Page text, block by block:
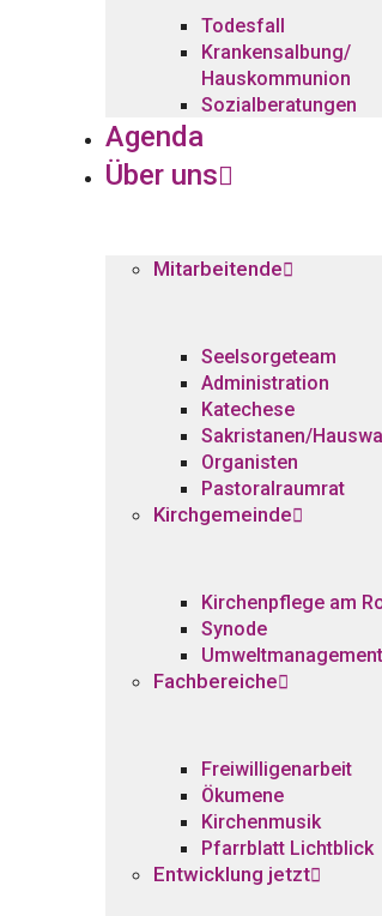
Todesfall
Krankensalbung/
Hauskommunion
Sozialberatungen
Agenda
Über uns
Mitarbeitende
Seelsorgeteam
Administration
Katechese
Sakristanen/
Organisten
Pastoralraumrat
Kirchgemeinde
Kirchenpflege am
Synode
Umweltmanagement
Fachbereiche
Freiwilligenarbeit
Ökumene
Kirchenmusik
Pfarrblatt Lichtblick
Entwicklung jetzt